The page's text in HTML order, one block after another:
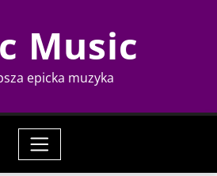
Music
epicka muzyka